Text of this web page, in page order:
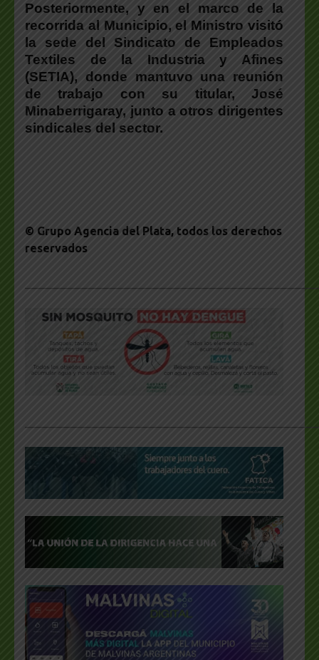
Posteriormente, y en el marco de la
recorrida al Municipio, el Ministro visitó
la sede del Sindicato de Empleados
Textiles de la Industria y Afines
(SETIA), donde mantuvo una reunión
de trabajo con su titular, José
Minaberrigaray, junto a otros dirigentes
sindicales del sector.
© Grupo Agencia del Plata, todos los derechos
reservados